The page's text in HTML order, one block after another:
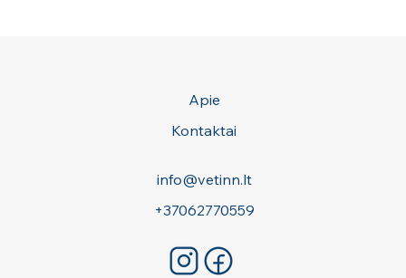
Apie
Kontaktai
info@vetinn.lt
+37062770559